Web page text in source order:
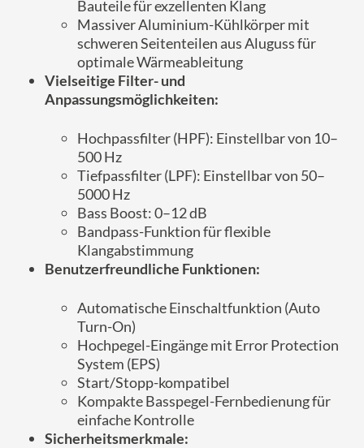
Bauteile für exzellenten Klang
Massiver Aluminium-Kühlkörper mit
schweren Seitenteilen aus Aluguss für
optimale Wärmeableitung
Vielseitige Filter- und
Anpassungsmöglichkeiten:
Hochpassfilter (HPF): Einstellbar von 10–
500 Hz
Tiefpassfilter (LPF): Einstellbar von 50–
5000 Hz
Bass Boost: 0–12 dB
Bandpass-Funktion für flexible
Klangabstimmung
Benutzerfreundliche Funktionen:
Automatische Einschaltfunktion (Auto
Turn-On)
Hochpegel-Eingänge mit Error Protection
System (EPS)
Start/Stopp-kompatibel
Kompakte Basspegel-Fernbedienung für
einfache Kontrolle
Sicherheitsmerkmale: